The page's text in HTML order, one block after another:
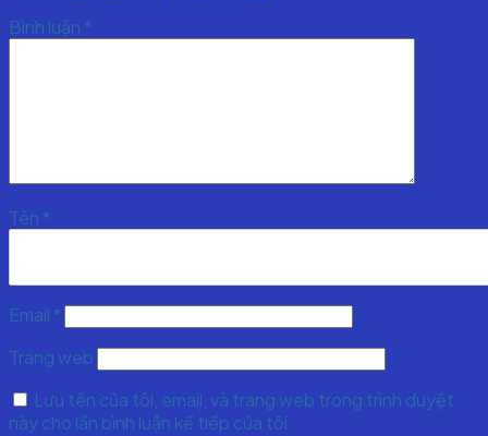
Bình luận *
Tên *
Email *
Trang web
Lưu tên của tôi, email, và trang web trong trình duyệt
này cho lần bình luận kế tiếp của tôi.